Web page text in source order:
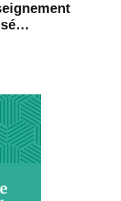
sé…